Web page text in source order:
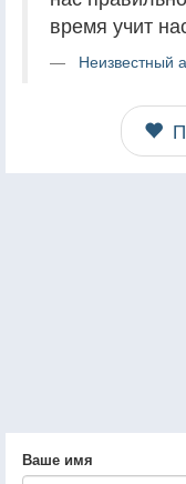
время учит
Неизвестный
Ваше имя